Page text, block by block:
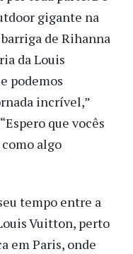
gigante na
de Rihanna
da Louis
podemos
incrível,”
que vocês
algo
tempo entre a
Vuitton, perto
em Paris, onde